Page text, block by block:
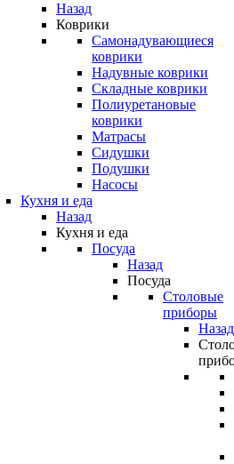
Назад
Коврики
Самонадувающиеся
коврики
Надувные коврики
Складные коврики
Полиуретановые
коврики
Матрасы
Сидушки
Подушки
Насосы
Кухня и еда
Назад
Кухня и еда
Посуда
Назад
Посуда
Столовые
приборы
Назад